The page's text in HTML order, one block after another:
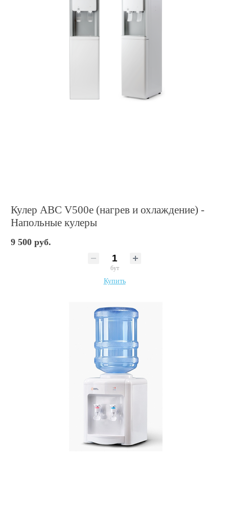
Кулер ABC V500e (нагрев и охлаждение) -
Напольные кулеры
9 500 руб.
бут
Купить